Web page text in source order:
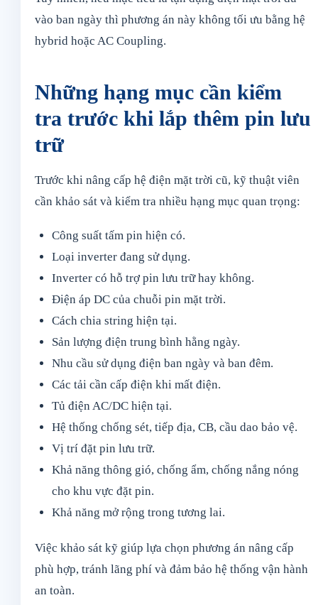
vào ban ngày thì phương án này không tối ưu bằng hệ
hybrid hoặc AC Coupling.
Những hạng mục cần kiểm
tra trước khi lắp thêm pin lưu
trữ
Trước khi nâng cấp hệ điện mặt trời cũ, kỹ thuật viên
cần khảo sát và kiểm tra nhiều hạng mục quan trọng:
Công suất tấm pin hiện có.
Loại inverter đang sử dụng.
Inverter có hỗ trợ pin lưu trữ hay không.
Điện áp DC của chuỗi pin mặt trời.
Cách chia string hiện tại.
Sản lượng điện trung bình hằng ngày.
Nhu cầu sử dụng điện ban ngày và ban đêm.
Các tải cần cấp điện khi mất điện.
Tủ điện AC/DC hiện tại.
Hệ thống chống sét, tiếp địa, CB, cầu dao bảo vệ.
Vị trí đặt pin lưu trữ.
Khả năng thông gió, chống ẩm, chống nắng nóng
cho khu vực đặt pin.
Khả năng mở rộng trong tương lai.
Việc khảo sát kỹ giúp lựa chọn phương án nâng cấp
phù hợp, tránh lãng phí và đảm bảo hệ thống vận hành
an toàn.